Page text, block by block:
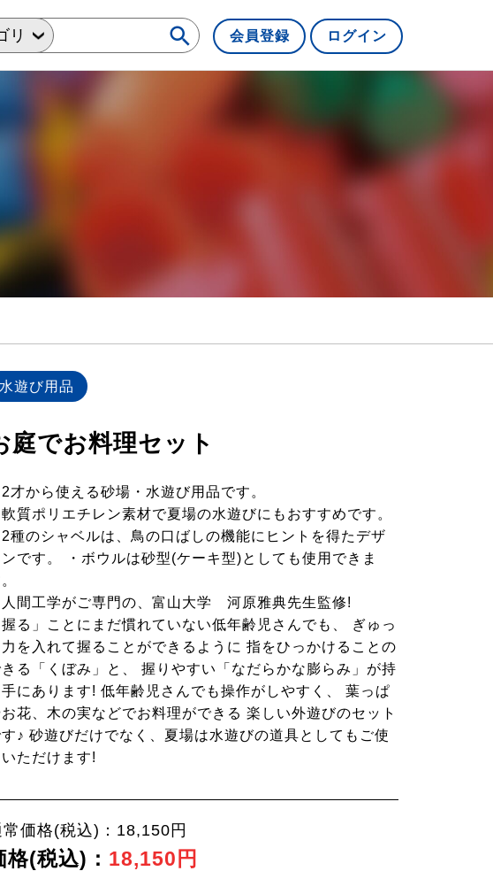
会員登録 ログイン
水遊び用品
庭でお料理セット
2才から使える砂場・水遊び用品です。
軟質ポリエチレン素材で夏場の水遊びにもおすすめです。
2種のシャベルは、鳥の口ばしの機能にヒントを得たデザ
です。 ・ボウルは砂型(ケーキ型)としても使用できま
間工学がご専門の、富山大学 河原雅典先生監修!
握る」ことにまだ慣れていない低年齢児さんでも、 ぎゅっ
力を入れて握ることができるように指をひっかけることの
る「くぼみ」と、 握りやすい「なだらかな膨らみ」 が持
手にあります! 低年齢児さんでも操作がしやすく、 葉っぱ
花、木の実などでお料理ができる 楽しい外遊びのセット
す♪ 砂遊びだけでなく、夏場は水遊びの道具としてもご使
いただけます!
常価格(税込)：18,150円
格(税込)： 18,150円